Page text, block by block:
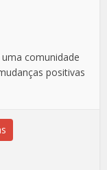
comunidade
positivas